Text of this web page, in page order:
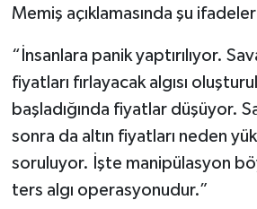
Memiş açıklamasında şu
“İnsanlara panik yaptırılıyor.
fiyatları fırlayacak algısı
başladığında fiyatlar düşüyor.
sonra da altın fiyatları neden
soruluyor. İşte manipülasyon
ters algı operasyonudur.”